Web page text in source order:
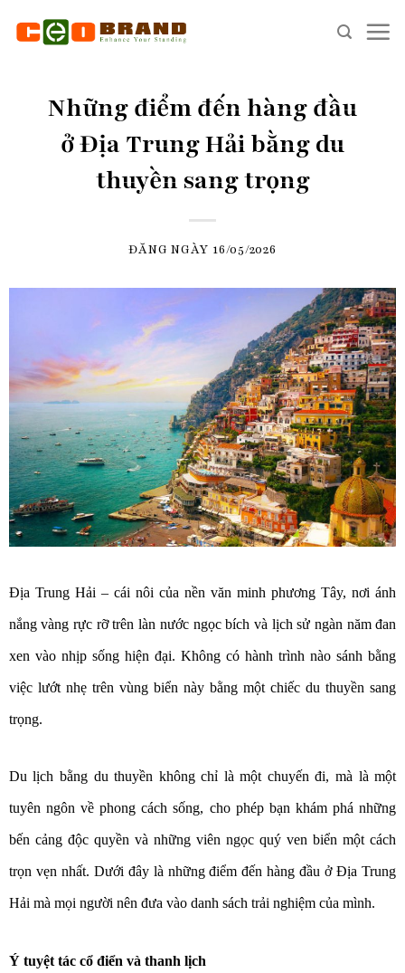
Những điểm đến hàng đầu
ở Địa Trung Hải bằng du
thuyền sang trọng
ĐĂNG NGÀY 16/05/2026
Địa Trung Hải – cái nôi của nền văn minh phương Tây, nơi ánh
nắng vàng rực rỡ trên làn nước ngọc bích và lịch sử ngàn năm đan
xen vào nhịp sống hiện đại. Không có hành trình nào sánh bằng
việc lướt nhẹ trên vùng biển này bằng một chiếc du thuyền sang
trọng.
Du lịch bằng du thuyền không chỉ là một chuyến đi, mà là một
tuyên ngôn về phong cách sống, cho phép bạn khám phá những
bến cảng độc quyền và những viên ngọc quý ven biển một cách
trọn vẹn nhất. Dưới đây là những điểm đến hàng đầu ở Địa Trung
Hải mà mọi người nên đưa vào danh sách trải nghiệm của mình.
Ý tuyệt tác cổ điển và thanh lịch